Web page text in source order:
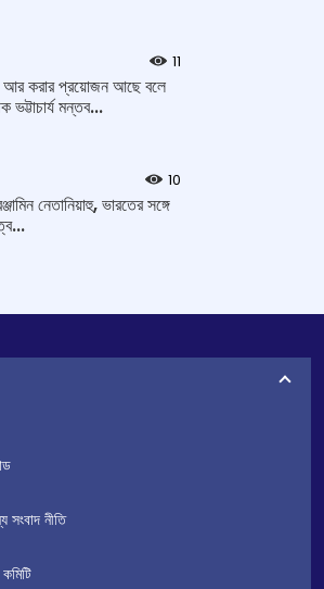
11
করার প্রয়োজন আছে বলে
ভট্টাচার্য মন্তব...
10
নেতানিয়াহু, ভারতের সঙ্গে
সংবাদ নীতি